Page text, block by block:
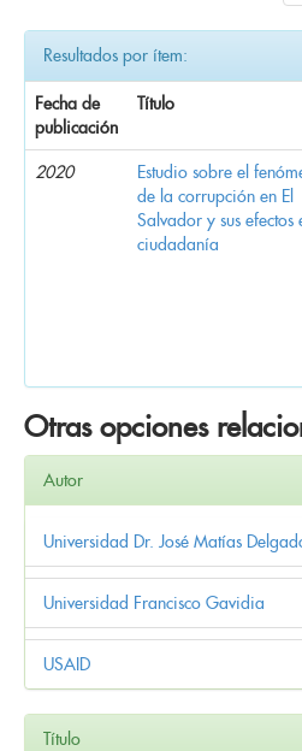
Resultados por ítem:
Fecha de
publicación
Título
2020
Estudio sobre el
de la corrupción en El
Salvador y sus efectos
ciudadanía
Otras opciones
Autor
Universidad Dr. José Matías
Universidad Francisco Gavidia
USAID
Título